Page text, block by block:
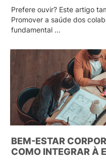
Prefere ouvir? Este artigo
Promover a saúde dos
fundamental ...
BEM-ESTAR
COMO INTEGRAR À